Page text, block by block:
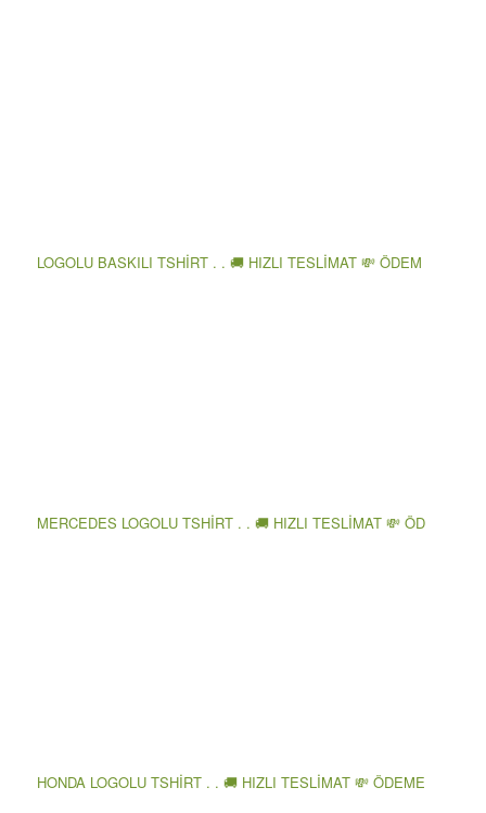
LOGOLU BASKILI TSHİRT . . 🚚 HIZLI TESLİMAT 💸 ÖDEM
MERCEDES LOGOLU TSHİRT . . 🚚 HIZLI TESLİMAT 💸 ÖD
HONDA LOGOLU TSHİRT . . 🚚 HIZLI TESLİMAT 💸 ÖDEME